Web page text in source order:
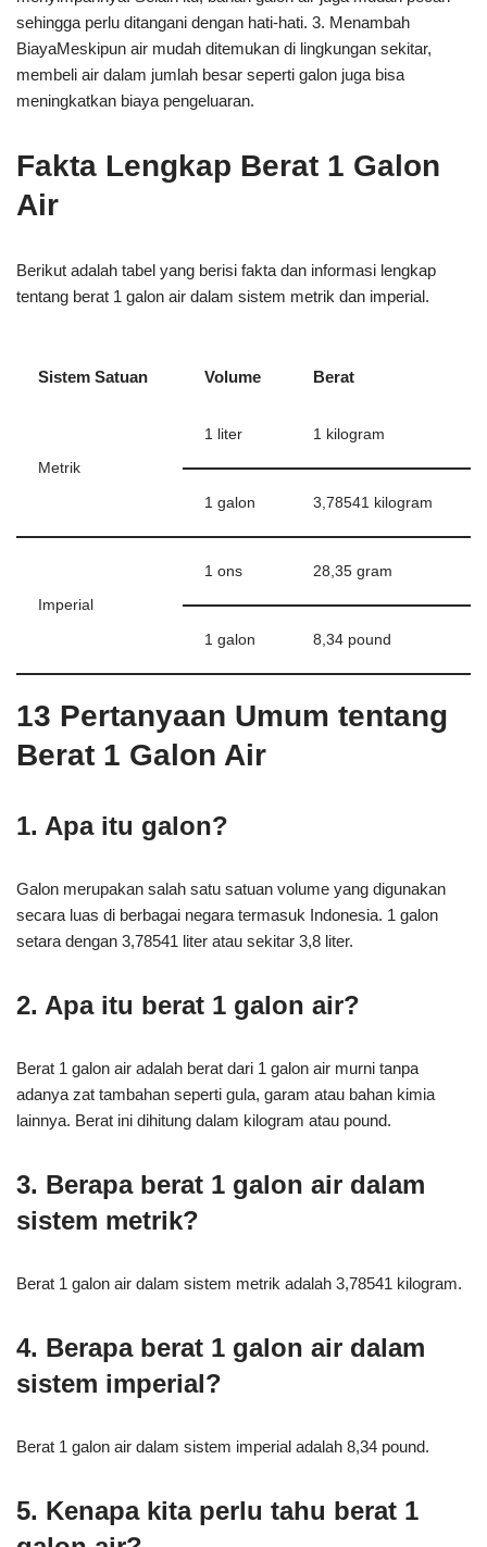
sehingga perlu ditangani dengan hati-hati. 3. Menambah
BiayaMeskipun air mudah ditemukan di lingkungan sekitar,
membeli air dalam jumlah besar seperti galon juga bisa
meningkatkan biaya pengeluaran.
Fakta Lengkap Berat 1 Galon
Air
Berikut adalah tabel yang berisi fakta dan informasi lengkap
tentang berat 1 galon air dalam sistem metrik dan imperial.
Sistem Satuan Volume Berat
Metrik
1 liter 1 kilogram
1 galon 3,78541 kilogram
Imperial
1 ons 28,35 gram
1 galon 8,34 pound
13 Pertanyaan Umum tentang
Berat 1 Galon Air
1. Apa itu galon?
Galon merupakan salah satu satuan volume yang digunakan
secara luas di berbagai negara termasuk Indonesia. 1 galon
setara dengan 3,78541 liter atau sekitar 3,8 liter.
2. Apa itu berat 1 galon air?
Berat 1 galon air adalah berat dari 1 galon air murni tanpa
adanya zat tambahan seperti gula, garam atau bahan kimia
lainnya. Berat ini dihitung dalam kilogram atau pound.
3. Berapa berat 1 galon air dalam
sistem metrik?
Berat 1 galon air dalam sistem metrik adalah 3,78541 kilogram.
4. Berapa berat 1 galon air dalam
sistem imperial?
Berat 1 galon air dalam sistem imperial adalah 8,34 pound.
5. Kenapa kita perlu tahu berat 1